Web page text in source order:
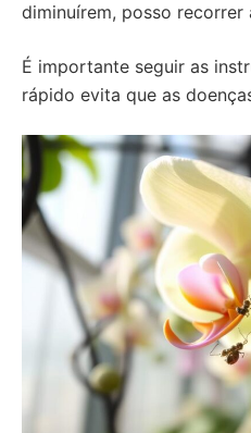
diminuírem, posso
É importante seguir as
rápido evita que as